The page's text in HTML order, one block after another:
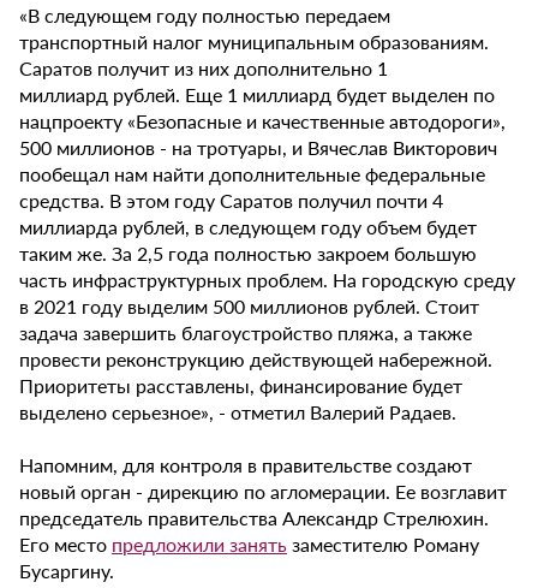
«В следующем году полностью передаем
транспортный налог муниципальным образованиям.
Саратов получит из них дополнительно 1
миллиард рублей. Еще 1 миллиард будет выделен по
нацпроекту «Безопасные и качественные автодороги»,
500 миллионов - на тротуары, и Вячеслав Викторович
пообещал нам найти дополнительные федеральные
средства. В этом году Саратов получил почти 4
миллиарда рублей, в следующем году объем будет
таким же. За 2,5 года полностью закроем большую
часть инфраструктурных проблем. На городскую среду
в 2021 году выделим 500 миллионов рублей. Стоит
задача завершить благоустройство пляжа, а также
провести реконструкцию действующей набережной.
Приоритеты расставлены, финансирование будет
выделено серьезное», - отметил Валерий Радаев.
Напомним, для контроля в правительстве создают
новый орган - дирекцию по агломерации. Ее возглавит
председатель правительства Александр Стрелюхин.
Его место предложили занятьзаместителю Роману
Бусаргину.